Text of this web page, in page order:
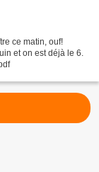
ce matin, ouf!
et on est déjà le 6.